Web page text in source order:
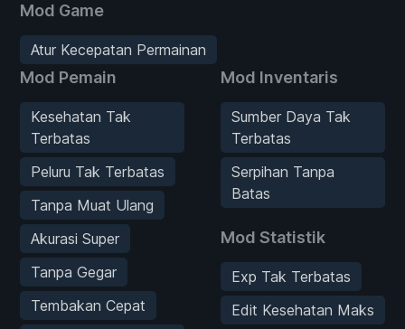
Mod Game
Atur Kecepatan Permainan
Mod Pemain
Kesehatan Tak
Terbatas
Peluru Tak Terbatas
Tanpa Muat Ulang
Akurasi Super
Tanpa Gegar
Tembakan Cepat
Mod Inventaris
Sumber Daya Tak
Terbatas
Serpihan Tanpa
Batas
Mod Statistik
Exp Tak Terbatas
Edit Kesehatan Maks